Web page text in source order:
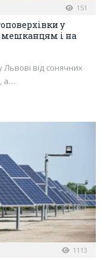
151
у
мешканцям і на
Львові від сонячних
а…
1113